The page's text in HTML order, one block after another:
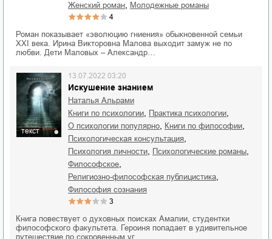
женский роман молодежные романы
4
Роман показывает «эволюцию гниения» обыкновенной семьи
XXI века. Ирина Викторовна Малова выходит замуж не по
любви. Дети Маловых – Александр…
текст
Искушение знанием
13.07.2022 03:20
Наталья Альрами
книги по психологии
практика психологии
о психологии популярно книги по философии
психологическая консультация
психология личности психологические романы
философское
религиозно-философская публицистика
философия сознания
3
Книга повествует о духовных поисках Амалии, студентки
философского факультета. Героиня попадает в удивительное
путешествие по сокровенным уг…